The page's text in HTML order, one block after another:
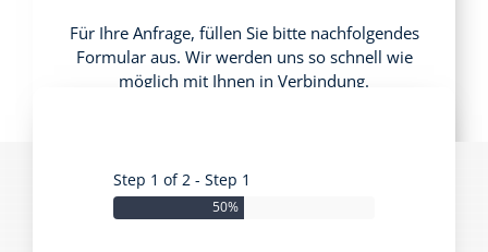
Für Ihre Anfrage, füllen Sie bitte nachfolgendes
Formular aus. Wir werden uns so schnell wie
möglich mit Ihnen in Verbindung.
Step 1 of 2 - Step 1
50%